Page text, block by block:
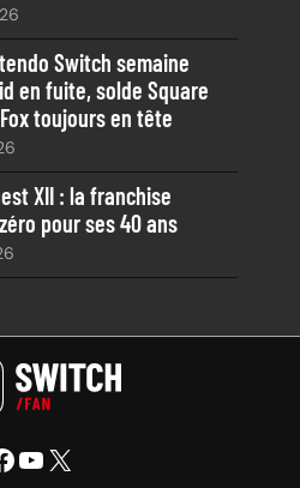
Switch semaine
en fuite, solde Square
toujours en tête
XII : la franchise
pour ses 40 ans
YouTube X